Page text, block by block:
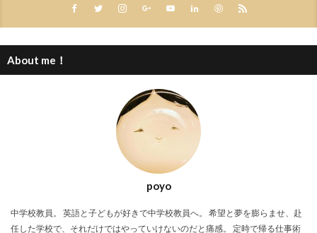
About me！
poyo
中学校教員。 英語と子どもが好きで中学校教員へ。 希望と夢を膨らませ、赴
任した学校で、それだけではやっていけないのだと痛感。 定時で帰る仕事術